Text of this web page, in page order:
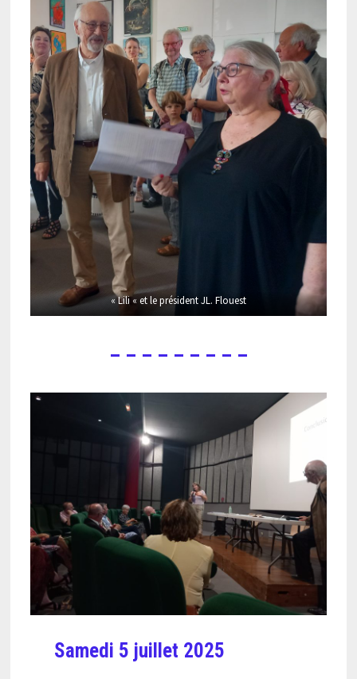
« Lili « et le président JL. Flouest
– – – – – – – – –
Samedi 5 juillet 2025